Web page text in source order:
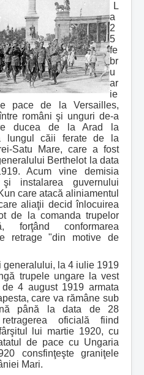
L
a
2
5
fe
br
u
ar
ie
pace de la Versailles,
români şi unguri de-a
ducea de la Arad la
lungul căii ferate de la
Satu Mare, care a fost
Berthelot la data
Acum vine demisia
instalarea guvernului
care atacă aliniamentul
aliaţii decid înlocuirea
de la comanda trupelor
conformarea
retrage "din motive de
la 4 iulie 1919
trupele ungare la vest
4 august 1919 armata
care va rămâne sub
până la data de 28
oficială fiind
lui martie 1920, cu
de pace cu Ungaria
consfinţeşte graniţele
Mari.